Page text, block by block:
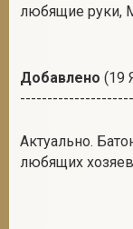
любящие руки,
Добавлено (19
Актуально.
любящих